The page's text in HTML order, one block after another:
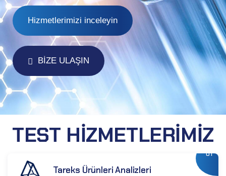
Hizmetlerimizi inceleyin
BİZE ULAŞIN
TEST HİZMETLERİMİZ
01
Tareks Ürünleri Analizleri